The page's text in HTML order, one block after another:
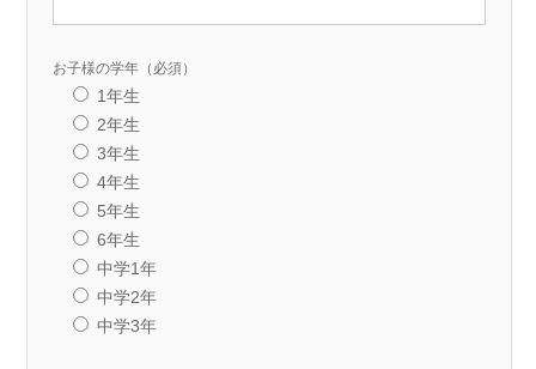
お子様の学年（必須）
1年生
2年生
3年生
4年生
5年生
6年生
中学1年
中学2年
中学3年